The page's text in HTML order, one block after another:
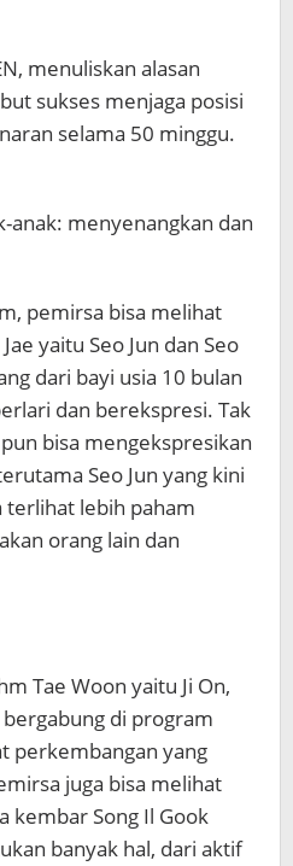
menuliskan alasan
sukses menjaga posisi
selama 50 minggu.
anak: menyenangkan dan
pemirsa bisa melihat
yaitu Seo Jun dan Seo
dari bayi usia 10 bulan
dan berekspresi. Tak
bisa mengekspresikan
Seo Jun yang kini
terlihat lebih paham
orang lain dan
Tae Woon yaitu Ji On,
di program
perkembangan yang
juga bisa melihat
kembar Song Il Gook
banyak hal, dari aktif